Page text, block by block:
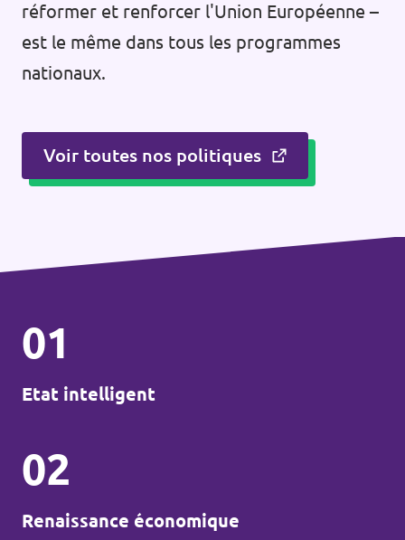
réformer et renforcer l'Union Européenne –
est le même dans tous les programmes
nationaux.
Voir toutes nos politiques
01
Etat intelligent
02
Renaissance économique